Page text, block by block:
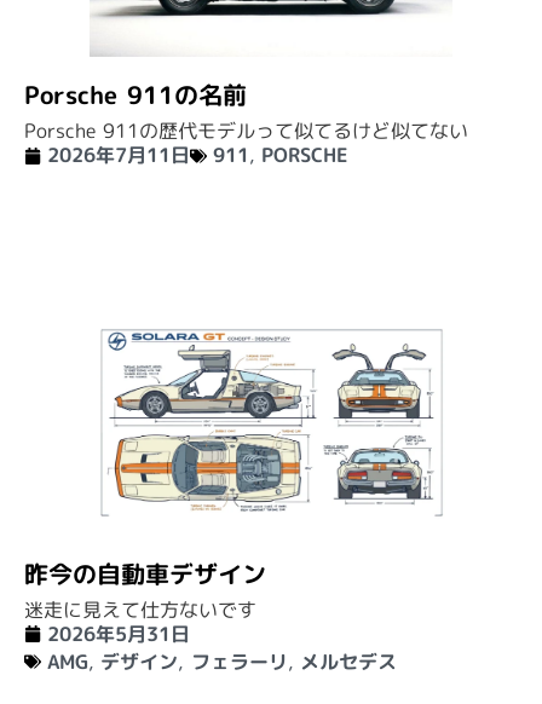
Porsche 911の名前
Porsche 911の歴代モデルって似てるけど似てない
2026年7月11日
911, PORSCHE
昨今の自動車デザイン
迷走に見えて仕方ないです
2026年5月31日
AMG, デザイン, フェラーリ, メルセデス